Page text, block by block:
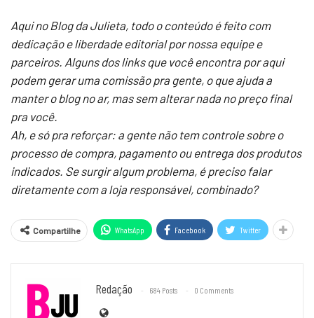
Aqui no Blog da Julieta, todo o conteúdo é feito com
dedicação e liberdade editorial por nossa equipe e
parceiros. Alguns dos links que você encontra por aqui
podem gerar uma comissão pra gente, o que ajuda a
manter o blog no ar, mas sem alterar nada no preço final
pra você.
Ah, e só pra reforçar: a gente não tem controle sobre o
processo de compra, pagamento ou entrega dos produtos
indicados. Se surgir algum problema, é preciso falar
diretamente com a loja responsável, combinado?
Compartilhe WhatsApp Facebook Twitter
Redação 684 Posts 0 Comments